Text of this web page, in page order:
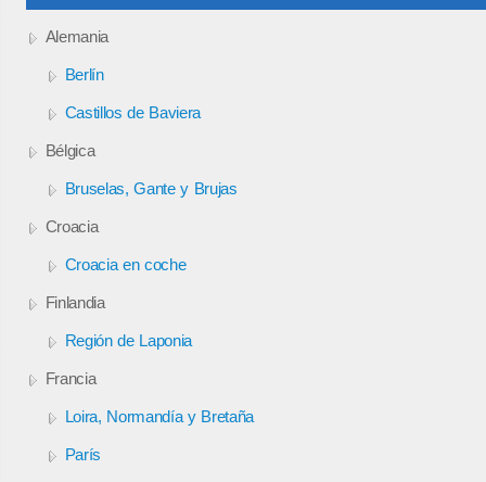
Alemania
Berlín
Castillos de Baviera
Bélgica
Bruselas, Gante y Brujas
Croacia
Croacia en coche
Finlandia
Región de Laponia
Francia
Loira, Normandía y Bretaña
París